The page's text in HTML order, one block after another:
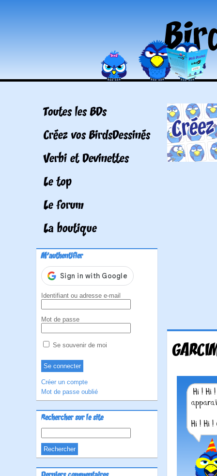
Toutes les BDs
Créez vos BirdsDessinés
Verbi et Devinettes
Le top
Le forum
La boutique
M'authentifier
Identifiant ou adresse e-mail
Mot de passe
Se souvenir de moi
Créer un compte
Mot de passe oublié
Rechercher sur le site